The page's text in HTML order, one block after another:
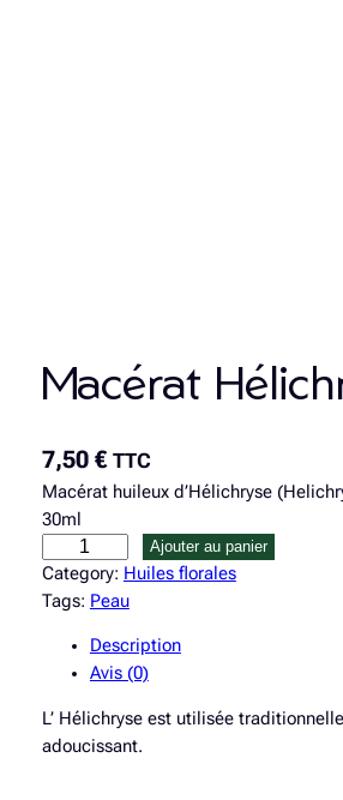
Macérat
7,50 € TTC
Macérat huileux d’Hélichryse
30ml
u
a
t
é
Ajouter au panier
Category: Huiles florales
Tags: Peau
Description
Avis (0)
L’ Hélichryse est utilisée
adoucissant.